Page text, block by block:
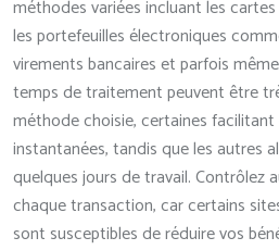
méthodes variées incluant les
les portefeuilles électroniques
virements bancaires et parfois
temps de traitement peuvent être
méthode choisie, certaines
instantanées, tandis que les autres
quelques jours de travail. Contrôlez
chaque transaction, car certains
sont susceptibles de réduire vos